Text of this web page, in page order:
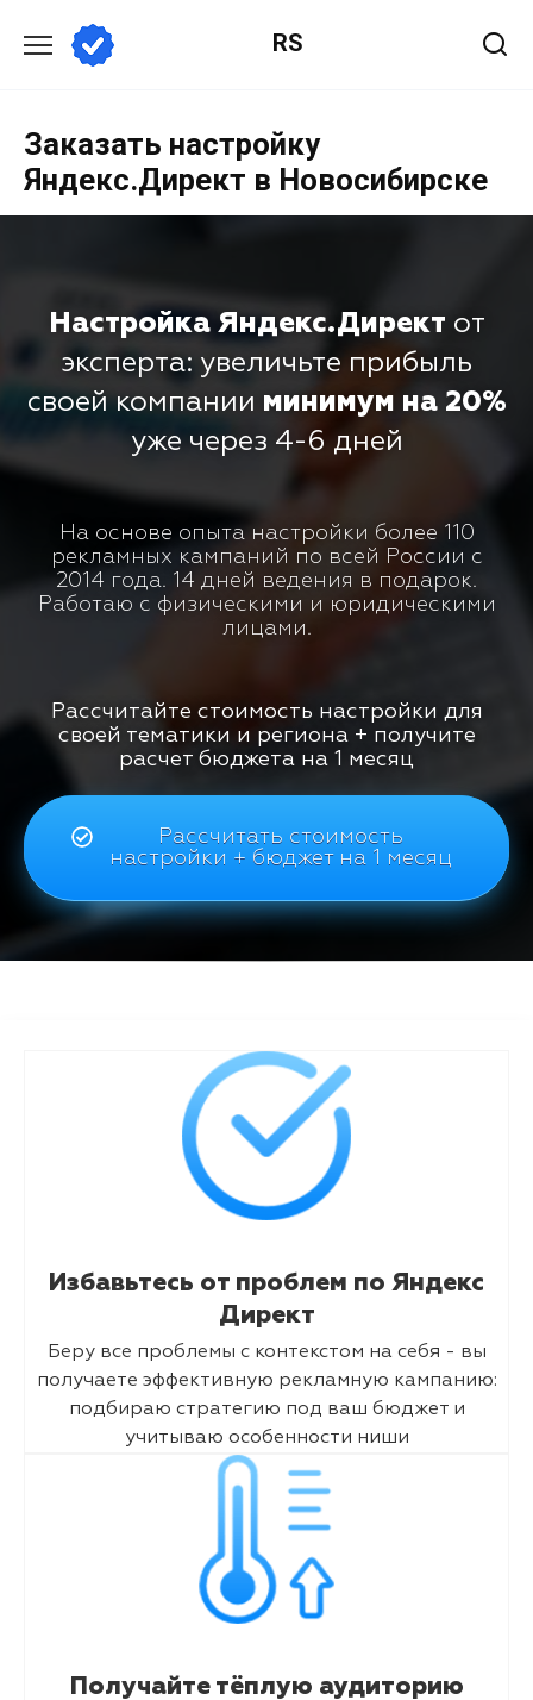
RS
Заказать настройку
Яндекс.Директ в Новосибирске
Настройка Яндекс.Директ от
эксперта: увеличьте прибыль
своей компании минимум на 20%
уже через 4-6 дней
На основе опыта настройки более 110
рекламных кампаний по всей России с
2014 года. 14 дней ведения в подарок.
Работаю с физическими и юридическими
лицами.
Рассчитайте стоимость настройки для
своей тематики и региона + получите
расчет бюджета на 1 месяц
Рассчитать стоимость
настройки + бюджет на 1 месяц
Избавьтесь от проблем по Яндекс
Директ
Беру все проблемы с контекстом на себя - вы
получаете эффективную рекламную кампанию:
подбираю стратегию под ваш бюджет и
учитываю особенности ниши
Получайте тёплую аудиторию